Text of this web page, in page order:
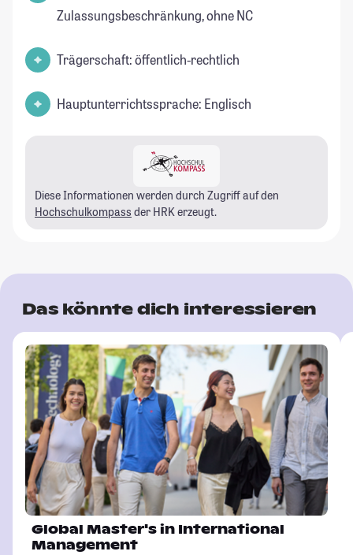
Zulassungsbeschränkung, ohne NC
Trägerschaft: öffentlich-rechtlich
Hauptunterrichtssprache: Englisch
Diese Informationen werden durch Zugriff auf den
Hochschulkompass der HRK erzeugt.
Das könnte dich interessieren
Global Master's in International
Management